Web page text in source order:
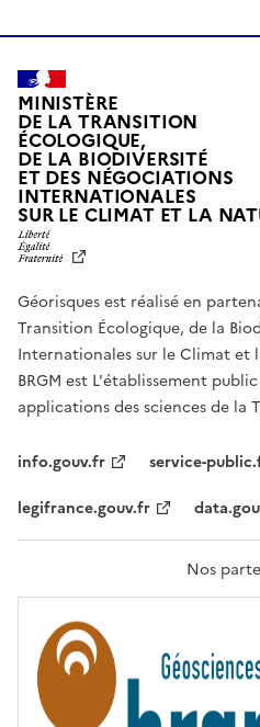
MINISTÈRE
DE LA TRANSITION
ÉCOLOGIQUE,
DE LA BIODIVERSITÉ
ET DES NÉGOCIATIONS
INTERNATIONALES
SUR LE CLIMAT ET LA
Géorisques est réalisé en
Transition Écologique, de la
Internationales sur le Climat et
BRGM est L'établissement
applications des sciences de la
info.gouv.fr
service-
legifrance.gouv.fr
Nos